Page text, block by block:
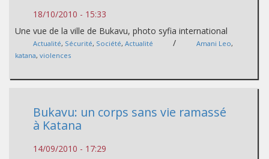
18/10/2010 - 15:33
Une vue de la ville de Bukavu, photo syfia international
Actualité, Sécurité, Société, Actualité / Amani Leo,
katana, violences
Bukavu: un corps sans vie ramassé
à Katana
14/09/2010 - 17:29